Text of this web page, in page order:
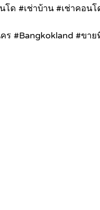
#เช่าบ้าน #เช่าคอน
#Bangkokland #ขา